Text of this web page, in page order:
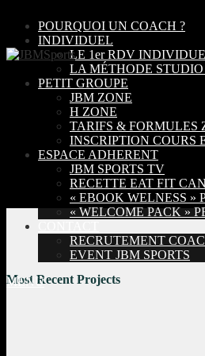
POURQUOI UN COACH ?
INDIVIDUEL
LE 1er RDV
LA MÉTHODE
PETIT GROUPE
JBM ZONE
H ZONE
TARIFS & FORMULES
INSCRIPTION COURS
ESPACE ADHERENT
JBM SPORTS TV
RECETTE EAT FIT
« EBOOK WELNESS »
« WELCOME PACK »
RECRUTEMENT
EVENT JBM SPORTS
MENU
Jmb1
Site web :Name
Most Recent Projects